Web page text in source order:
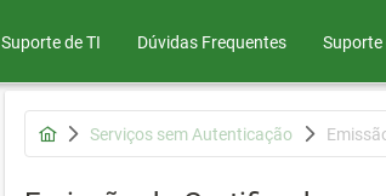
Suporte de TI Dúvidas Frequentes Suporte
Serviços sem Autenticação